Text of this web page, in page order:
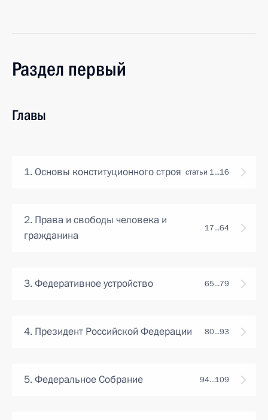
Раздел первый
Главы
1. Основы конституционного строя статьи 1...16
2. Права и свободы человека и
гражданина
17...64
3. Федеративное устройство 65...79
4. Президент Российской Федерации 80...93
5. Федеральное Собрание 94...109